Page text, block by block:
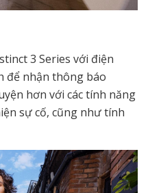
3 Series với điện
để nhận thông báo
hơn với các tính năng
sự cố, cũng như tính